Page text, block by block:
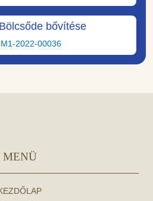
bővítése
2022-00036
MENÜ